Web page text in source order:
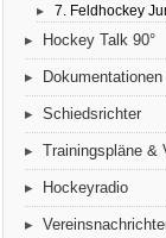
7. Feldhockey
Hockey Talk 90°
Dokumentationen
Schiedsrichter
Trainingspläne &
Hockeyradio